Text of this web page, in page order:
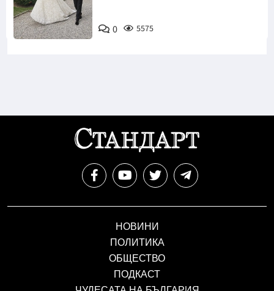
Снимка:
Инстаграм
0 5575
НОВИНИ
ПОЛИТИКА
ОБЩЕСТВО
ПОДКАСТ